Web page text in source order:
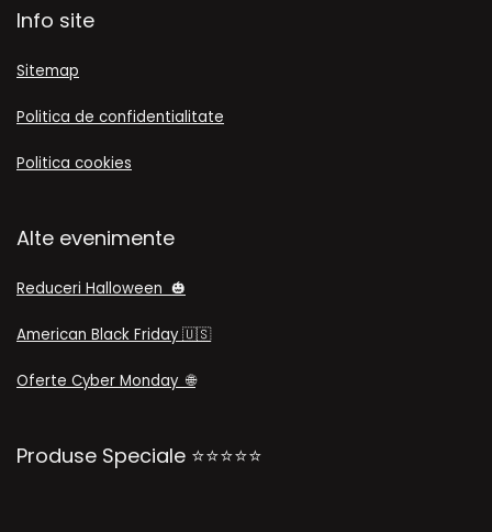
Info site
Sitemap
Politica de confidentialitate
Politica cookies
Alte evenimente
Reduceri Halloween 🎃
American Black Friday🇺🇸
Oferte Cyber Monday🌐
Produse Speciale ⭐⭐⭐⭐⭐